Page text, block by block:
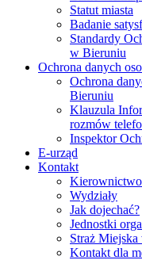
Statut miasta
Badanie
Standardy
w Bieruniu
Ochrona danych
Ochrona
Bieruniu
Klauzula
rozmów
Inspektor
E-urząd
Kontakt
Wydziały
Jak dojechać?
Jednostki
Straż
Kontakt dla